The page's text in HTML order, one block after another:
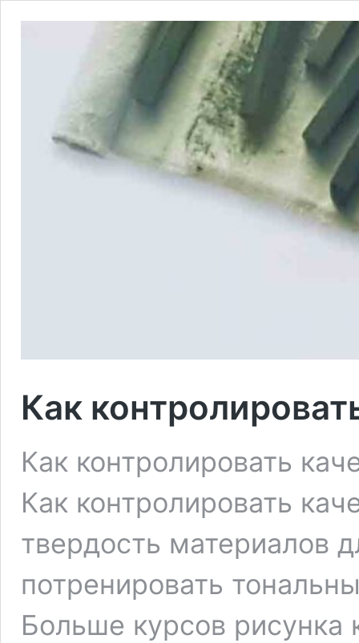
Как
Как контролировать
Как контролировать
твердость материалов
потренировать
Больше курсов